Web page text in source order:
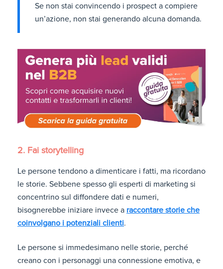
Se non stai convincendo i prospect a compiere
un’azione, non stai generando alcuna domanda.
2. Fai storytelling
Le persone tendono a dimenticare i fatti, ma ricordano
le storie. Sebbene spesso gli esperti di marketing si
concentrino sul diffondere dati e numeri,
bisognerebbe iniziare invece a raccontare storie che
coinvolgano i potenziali clienti.
Le persone si immedesimano nelle storie, perché
creano con i personaggi una connessione emotiva, e